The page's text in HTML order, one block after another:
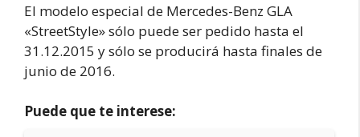
El modelo especial de Mercedes-Benz GLA
«StreetStyle» sólo puede ser pedido hasta el
31.12.2015 y sólo se producirá hasta finales de
junio de 2016.
Puede que te interese: